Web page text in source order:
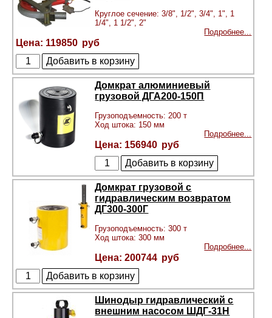
Круглое сечение: 3/8", 1/2", 3/4", 1", 1
1/4", 1 1/2", 2"
Подробнее...
119850
Домкрат алюминиевый
грузовой ДГА200-150П
Грузоподъемность: 200 т
Ход штока: 150 мм
Подробнее...
156940
Домкрат грузовой с
гидравлическим возвратом
ДГ300-300Г
Грузоподъемность: 300 т
Ход штока: 300 мм
Подробнее...
200744
Шинодыр гидравлический с
внешним насосом ШДГ-31Н